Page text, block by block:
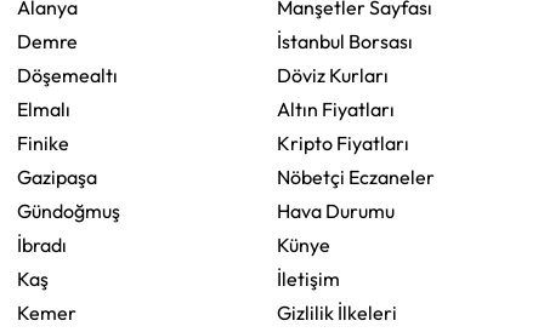
Alanya
Demre
Döşemealtı
Elmalı
Finike
Gazipaşa
Gündoğmuş
İbradı
Kaş
Kemer
Manşetler Sayfası
İstanbul Borsası
Döviz Kurları
Altın Fiyatları
Kripto Fiyatları
Nöbetçi Eczaneler
Hava Durumu
Künye
İletişim
Gizlilik İlkeleri